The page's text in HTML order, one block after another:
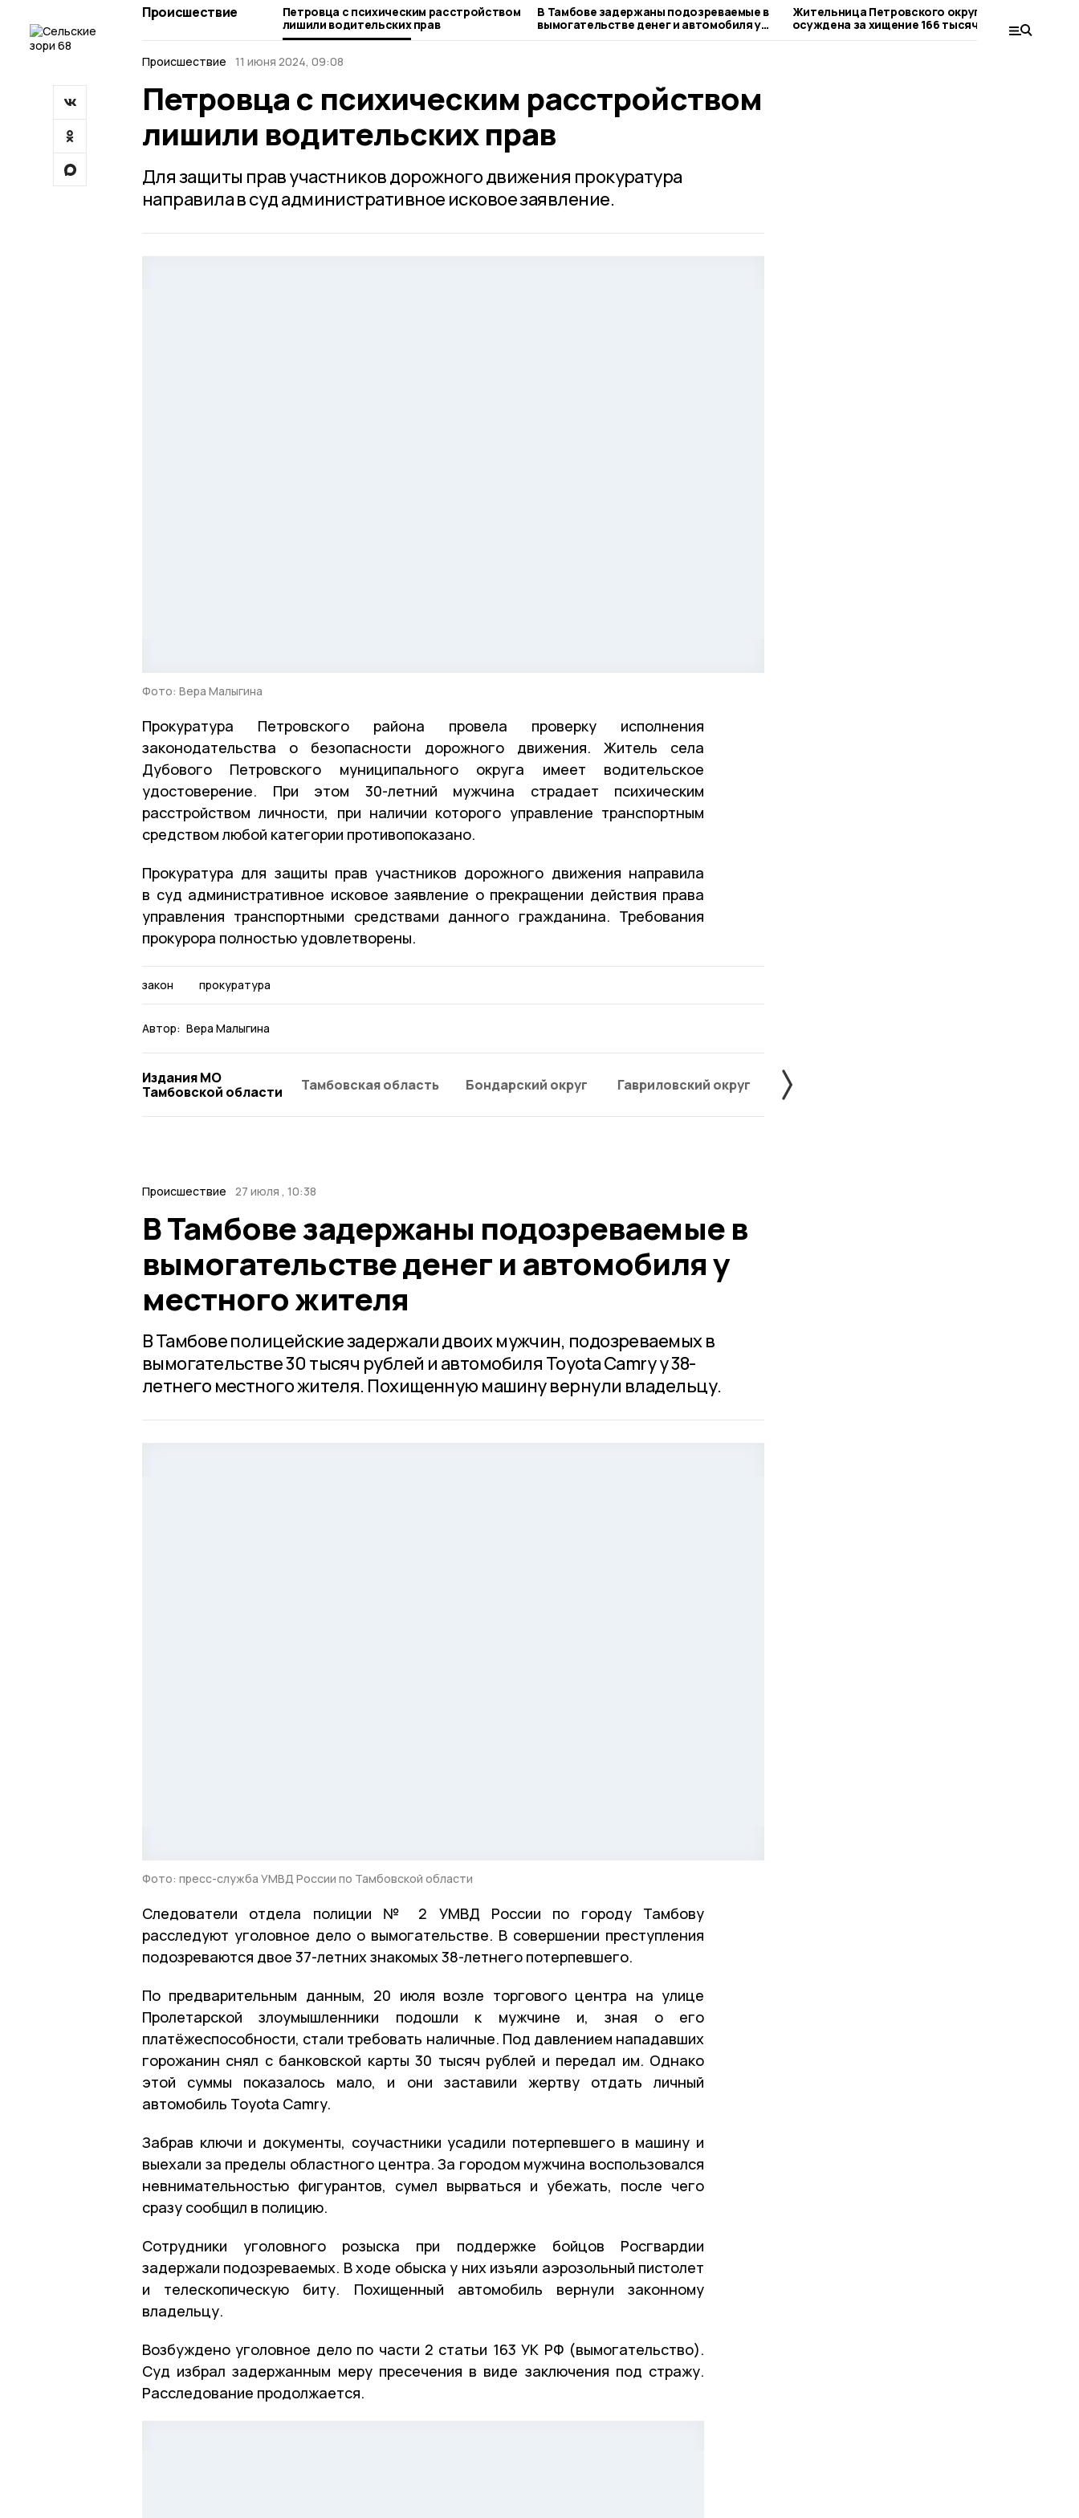
Происшествие
Петровца с психическим расстройством
лишили водительских прав
В Тамбове задержаны подозреваемые в
вымогательстве денег и автомобиля у
местного жителя
Жительница Петровского округа
осуждена за хищение 166 тысяч рублей
Происшествие 11 июня 2024, 09:08
Петровца с психическим расстройством
лишили водительских прав
Для защиты прав участников дорожного движения прокуратура
направила в суд административное исковое заявление.
Фото: Вера Малыгина
Прокуратура Петровского района провела проверку исполнения
законодательства о безопасности дорожного движения. Житель села
Дубового Петровского муниципального округа имеет водительское
удостоверение. При этом 30-летний мужчина страдает психическим
расстройством личности, при наличии которого управление транспортным
средством любой категории противопоказано.
Прокуратура для защиты прав участников дорожного движения направила
в суд административное исковое заявление о прекращении действия права
управления транспортными средствами данного гражданина. Требования
прокурора полностью удовлетворены.
закон прокуратура
Автор: Вера Малыгина
Издания МО
Тамбовской области
Тамбовская область Бондарский округ Гавриловский округ Жердевский округ
Происшествие 27 июля , 10:38
В Тамбове задержаны подозреваемые в
вымогательстве денег и автомобиля у
местного жителя
В Тамбове полицейские задержали двоих мужчин, подозреваемых в
вымогательстве 30 тысяч рублей и автомобиля Toyota Camry у 38-
летнего местного жителя. Похищенную машину вернули владельцу.
Фото: пресс-служба УМВД России по Тамбовской области
Следователи отдела полиции № 2 УМВД России по городу Тамбову
расследуют уголовное дело о вымогательстве. В совершении преступления
подозреваются двое 37-летних знакомых 38-летнего потерпевшего.
По предварительным данным, 20 июля возле торгового центра на улице
Пролетарской злоумышленники подошли к мужчине и, зная о его
платёжеспособности, стали требовать наличные. Под давлением нападавших
горожанин снял с банковской карты 30 тысяч рублей и передал им. Однако
этой суммы показалось мало, и они заставили жертву отдать личный
автомобиль Toyota Camry.
Забрав ключи и документы, соучастники усадили потерпевшего в машину и
выехали за пределы областного центра. За городом мужчина воспользовался
невнимательностью фигурантов, сумел вырваться и убежать, после чего
сразу сообщил в полицию.
Сотрудники уголовного розыска при поддержке бойцов Росгвардии
задержали подозреваемых. В ходе обыска у них изъяли аэрозольный пистолет
и телескопическую биту. Похищенный автомобиль вернули законному
владельцу.
Возбуждено уголовное дело по части 2 статьи 163 УК РФ (вымогательство).
Суд избрал задержанным меру пресечения в виде заключения под стражу.
Расследование продолжается.